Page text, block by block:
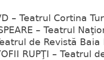
– Teatrul Cortina
– Teatrul
de Revistă
RUPŢI – Teatrul